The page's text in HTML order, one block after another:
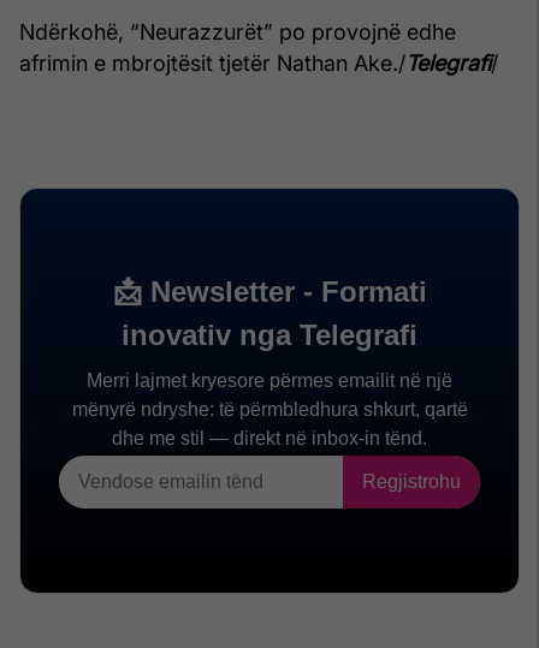
Ndërkohë, “Neurazzurët” po provojnë edhe
afrimin e mbrojtësit tjetër Nathan Ake./Telegrafi/